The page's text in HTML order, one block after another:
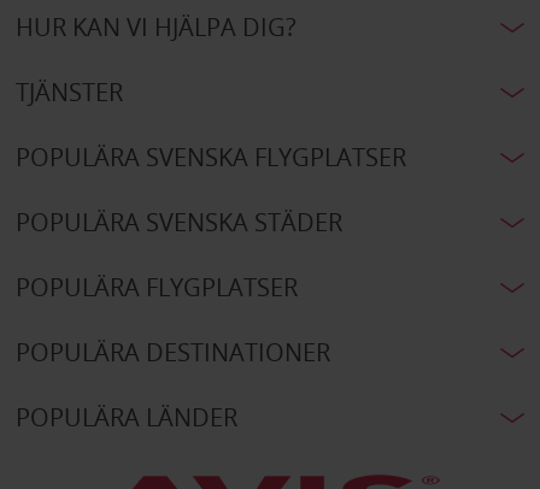
HUR KAN VI HJÄLPA DIG?
TJÄNSTER
POPULÄRA SVENSKA FLYGPLATSER
POPULÄRA SVENSKA STÄDER
POPULÄRA FLYGPLATSER
POPULÄRA DESTINATIONER
POPULÄRA LÄNDER